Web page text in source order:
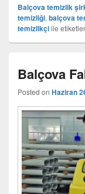
Balçova temizlik
temizliği, balçova
temizlikçiile
Balçova
Posted on Haziran